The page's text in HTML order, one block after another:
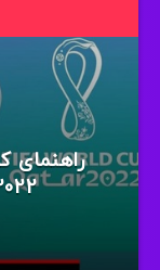
راهنمای
2022 با ساده ترین